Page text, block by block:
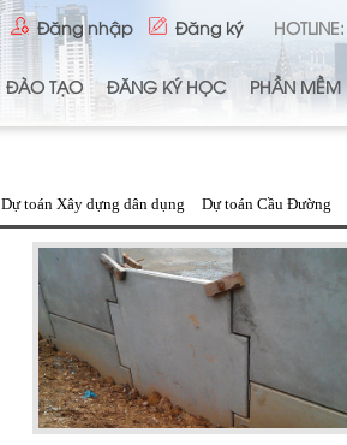
HOTLINE:
Đăng nhập Đăng ký
ĐÀO TẠO ĐĂNG KÝ HỌC PHẦN MỀM
Dự toán Cầu Đường
Dự toán Xây dựng dân dụng